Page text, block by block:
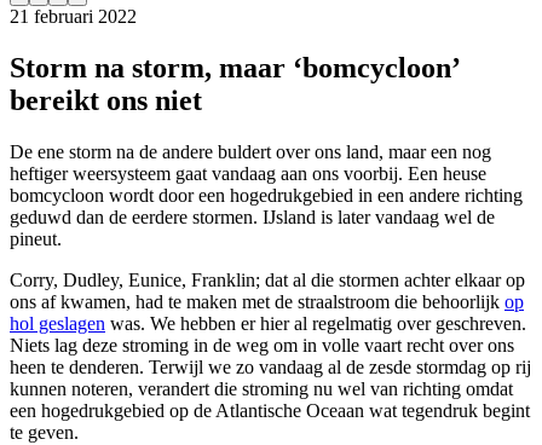
21 februari 2022
Storm na storm, maar ‘bomcycloon’
bereikt ons niet
De ene storm na de andere buldert over ons land, maar een nog
heftiger weersysteem gaat vandaag aan ons voorbij. Een heuse
bomcycloon wordt door een hogedrukgebied in een andere richting
geduwd dan de eerdere stormen. IJsland is later vandaag wel de
pineut.
Corry, Dudley, Eunice, Franklin; dat al die stormen achter elkaar op
ons af kwamen, had te maken met de straalstroom die behoorlijk op
hol geslagen was. We hebben er hier al regelmatig over geschreven.
Niets lag deze stroming in de weg om in volle vaart recht over ons
heen te denderen. Terwijl we zo vandaag al de zesde stormdag op rij
kunnen noteren, verandert die stroming nu wel van richting omdat
een hogedrukgebied op de Atlantische Oceaan wat tegendruk begint
te geven.